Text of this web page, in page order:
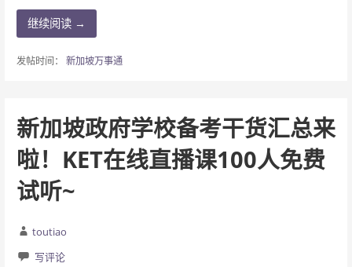
继续阅读 →
发帖时间： 新加坡万事通
新加坡政府学校备考干货汇总来
啦！KET在线直播课100人免费
试听~
toutiao
写评论